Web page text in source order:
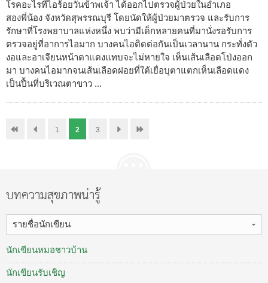
โรคอะไรที่ไอร้อยวันข้าพเจ้า ได้ออกไปตรวจผู้ป่วยในอำเภอ
สองพี่น้อง จังหวัดสุพรรณบุรี โดยนัดให้ผู้ป่วยมาตรวจ และรับการ
รักษาที่โรงพยาบาลแห่งหนึ่ง พบว่ามีเด็กหลายคนที่มานั่งรอรับการ
ตรวจอยู่ที่อาการไอมาก บางคนไอติดต่อกันเป็นเวลานาน กระทั่งตัว
งอและอาเจียนหน้าตาแดงแทบจะไม่หายใจ เห็นเส้นเลือดโป่งออก
มา บางคนไอมากจนเส้นเลือดฝอยที่ใต้เยื่อบุตาแตกเห็นเลือดแดง
เป็นปื้นที่บริเวณตาขาว ...
1 2 3
บทความสุขภาพน่ารู้
รายชื่อนักเขียน
นักเขียนหมอชาวบ้าน
นักเขียนรับเชิญ